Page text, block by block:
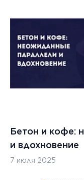
Бетон и кофе:
и вдохновение
7 июля 2025